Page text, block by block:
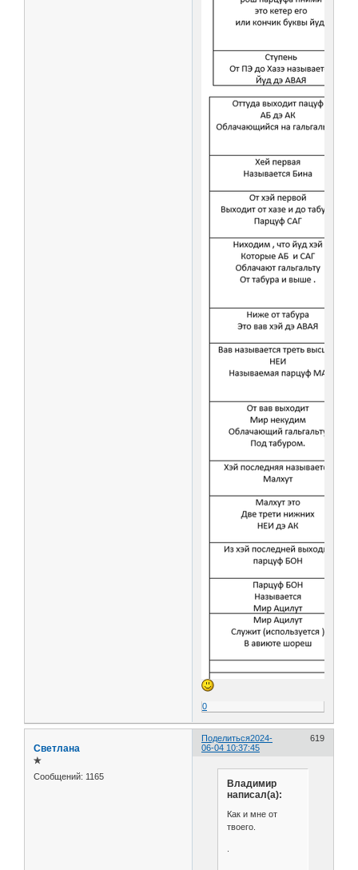
0
Поделиться 619
2024-
06-04 10:37:45
Светлана
✯
Сообщений: 1165
Владимир
написал(а):
Как и мне от
твоего.